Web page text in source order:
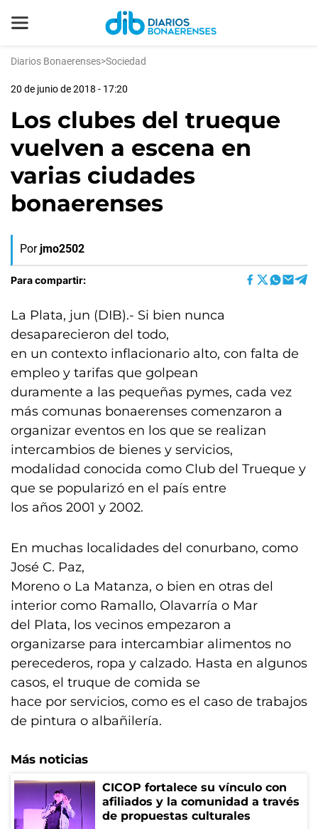
Diarios Bonaerenses>Sociedad
20 de junio de 2018 - 17:20
Los clubes del trueque
vuelven a escena en
varias ciudades
bonaerenses
Por jmo2502
Para compartir:
La Plata, jun (DIB).- Si bien nunca
desaparecieron del todo,
en un contexto inflacionario alto, con falta de
empleo y tarifas que golpean
duramente a las pequeñas pymes, cada vez
más comunas bonaerenses comenzaron a
organizar eventos en los que se realizan
intercambios de bienes y servicios,
modalidad conocida como Club del Trueque y
que se popularizó en el país entre
los años 2001 y 2002.
En muchas localidades del conurbano, como
José C. Paz,
Moreno o La Matanza, o bien en otras del
interior como Ramallo, Olavarría o Mar
del Plata, los vecinos empezaron a
organizarse para intercambiar alimentos no
perecederos, ropa y calzado. Hasta en algunos
casos, el truque de comida se
hace por servicios, como es el caso de trabajos
de pintura o albañilería.
Más noticias
CICOP fortalece su vínculo con
afiliados y la comunidad a través
de propuestas culturales